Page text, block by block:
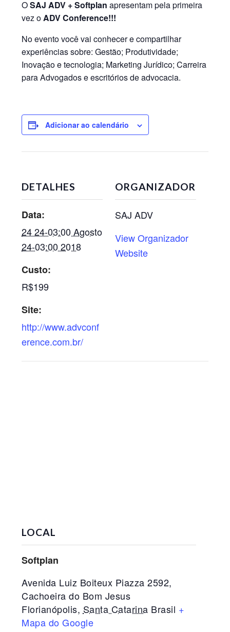
OSAJ ADV + Softplan apresentam pela primeira
vez oADV Conference!!!
No evento você vai conhecer e compartilhar
experiências sobre: Gestão; Produtividade;
Inovação e tecnologia; Marketing Jurídico; Carreira
para Advogados e escritórios de advocacia.
Adicionar ao calendário
DETALHES
Data:
24 24-03:00 Agosto
24-03:00 2018
Custo:
R$199
Site:
http://www.advconf
erence.com.br/
ORGANIZADOR
SAJ ADV
View Organizador
Website
LOCAL
Softplan
Avenida Luiz Boiteux Piazza 2592,
Cachoeira do Bom Jesus
Florianópolis, Santa Catarina Brasil +
Mapa do Google